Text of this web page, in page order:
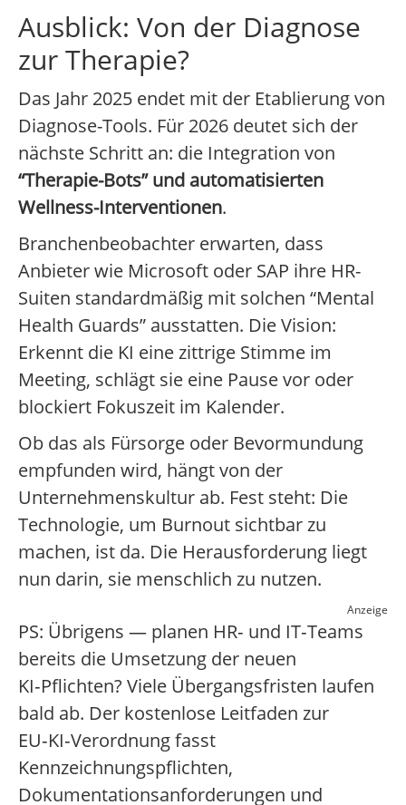
Ausblick: Von der Diagnose
zur Therapie?
Das Jahr 2025 endet mit der Etablierung von
Diagnose-Tools. Für 2026 deutet sich der
nächste Schritt an: die Integration von
“Therapie-Bots” und automatisierten
Wellness-Interventionen.
Branchenbeobachter erwarten, dass
Anbieter wie Microsoft oder SAP ihre HR-
Suiten standardmäßig mit solchen “Mental
Health Guards” ausstatten. Die Vision:
Erkennt die KI eine zittrige Stimme im
Meeting, schlägt sie eine Pause vor oder
blockiert Fokuszeit im Kalender.
Ob das als Fürsorge oder Bevormundung
empfunden wird, hängt von der
Unternehmenskultur ab. Fest steht: Die
Technologie, um Burnout sichtbar zu
machen, ist da. Die Herausforderung liegt
nun darin, sie menschlich zu nutzen.
Anzeige
PS: Übrigens — planen HR‑ und IT‑Teams
bereits die Umsetzung der neuen
KI‑Pflichten? Viele Übergangsfristen laufen
bald ab. Der kostenlose Leitfaden zur
EU‑KI‑Verordnung fasst
Kennzeichnungspflichten,
Dokumentationsanforderungen und